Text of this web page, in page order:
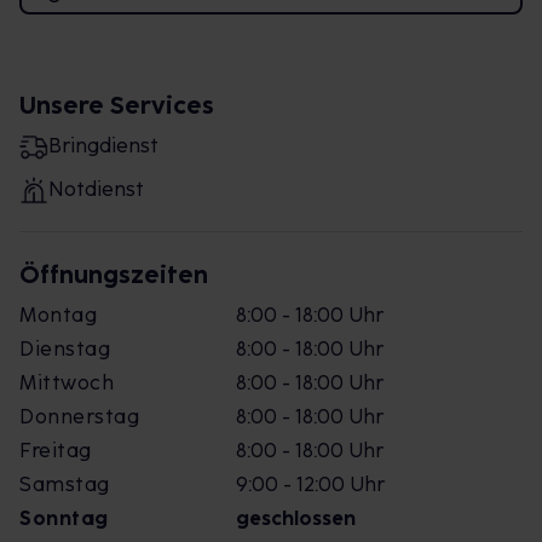
Unsere Services
Bringdienst
Notdienst
Öffnungszeiten
Montag
8:00 - 18:00 Uhr
Dienstag
8:00 - 18:00 Uhr
Mittwoch
8:00 - 18:00 Uhr
Donnerstag
8:00 - 18:00 Uhr
Freitag
8:00 - 18:00 Uhr
Samstag
9:00 - 12:00 Uhr
Sonntag
geschlossen